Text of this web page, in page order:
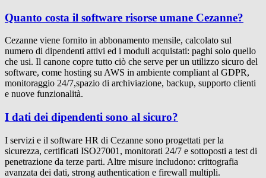
Quanto costa il software risorse umane Cezanne?
Cezanne viene fornito in abbonamento mensile, calcolato sul
numero di dipendenti attivi ed i moduli acquistati: paghi solo quello
che usi. Il canone copre tutto ciò che serve per un utilizzo sicuro del
software, come hosting su AWS in ambiente compliant al GDPR,
monitoraggio 24/7,spazio di archiviazione, backup, supporto clienti
e nuove funzionalità.
I dati dei dipendenti sono al sicuro?
I servizi e il software HR di Cezanne sono progettati per la
sicurezza, certificati ISO27001, monitorati 24/7 e sottoposti a test di
penetrazione da terze parti. Altre misure includono: crittografia
avanzata dei dati, strong authentication e firewall multipli.